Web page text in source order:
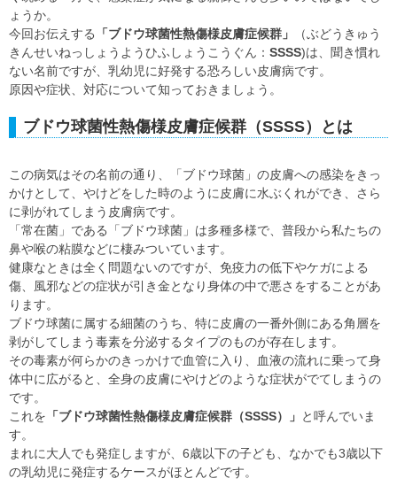
ょうか。
今回お伝えする
「ブドウ球菌性熱傷様皮膚症候群」
（ぶどうきゅう
きんせいねっしょうようひふしょうこうぐん： SSSS)は、聞き慣れ
ない名前ですが、乳幼児に好発する恐ろしい皮膚病です。
原因や症状、対応について知っておきましょう。
ブドウ球菌性熱傷様皮膚症候群（SSSS）とは
この病気はその名前の通り、「ブドウ球菌」の皮膚への感染をきっ
かけとして、やけどをした時のように皮膚に水ぶくれができ、さら
に剥がれてしまう皮膚病です。
「常在菌」である「ブドウ球菌」は多種多様で、普段から私たちの
鼻や喉の粘膜などに棲みついています。
健康なときは全く問題ないのですが、免疫力の低下やケガによる
傷、風邪などの症状が引き金となり身体の中で悪さをすることがあ
ります。
ブドウ球菌に属する細菌のうち、特に皮膚の一番外側にある角層を
剥がしてしまう毒素を分泌するタイプのものが存在します。
その毒素が何らかのきっかけで血管に入り、血液の流れに乗って身
体中に広がると、全身の皮膚にやけどのような症状がでてしまうの
です。
これを 「ブドウ球菌性熱傷様皮膚症候群（SSSS）」 と呼んでいま
す。
まれに大人でも発症しますが、6歳以下の子ども、なかでも3歳以下
の乳幼児に発症するケースがほとんどです。